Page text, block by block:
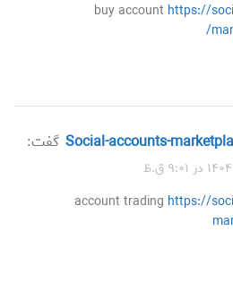
buy account https://
social-accounts- گفت:
account trading https://